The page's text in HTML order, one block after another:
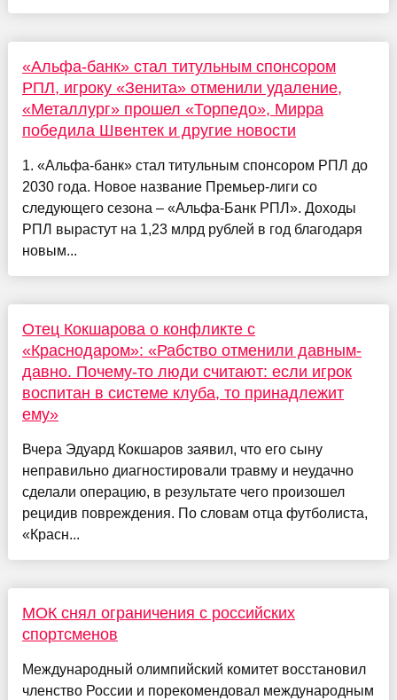
«Альфа-банк» стал титульным спонсором
РПЛ, игроку «Зенита» отменили удаление,
«Металлург» прошел «Торпедо», Мирра
победила Швентек и другие новости
1. «Альфа-банк» стал титульным спонсором РПЛ до
2030 года. Новое название Премьер-лиги со
следующего сезона – «Альфа-Банк РПЛ». Доходы
РПЛ вырастут на 1,23 млрд рублей в год благодаря
новым...
Отец Кокшарова о конфликте с
«Краснодаром»: «Рабство отменили давным-
давно. Почему-то люди считают: если игрок
воспитан в системе клуба, то принадлежит
ему»
Вчера Эдуард Кокшаров заявил, что его сыну
неправильно диагностировали травму и неудачно
сделали операцию, в результате чего произошел
рецидив повреждения. По словам отца футболиста,
«Красн...
МОК снял ограничения с российских
спортсменов
Международный олимпийский комитет восстановил
членство России и порекомендовал международным